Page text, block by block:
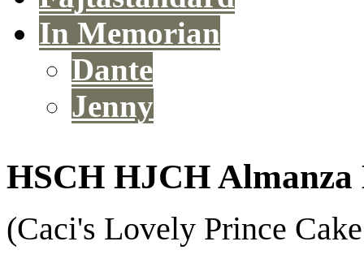
In Memorian
Dante
Jenny
HSCH HJCH
(Caci's Lovely Prince